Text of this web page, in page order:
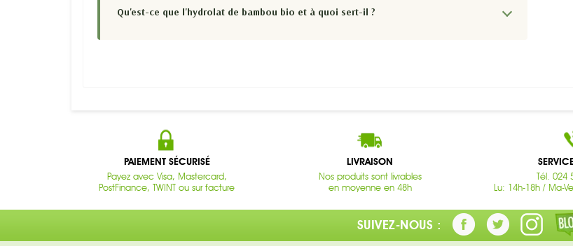
Qu'est-ce que l'hydrolat de bambou bio et à quoi sert-il ?
PAIEMENT SÉCURISÉ
Payez avec Visa, Mastercard,
PostFinance, TWINT ou sur facture
LIVRAISON
Nos produits sont livrables
en moyenne en 48h
Tél. 024
Lu: 14h-18h / Ma-
SUIVEZ-NOUS :